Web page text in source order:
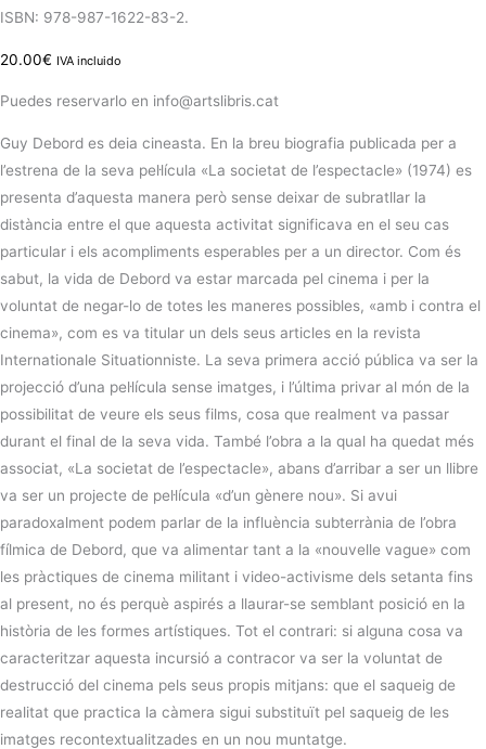
ISBN: 978-987-1622-83-2.
20.00€ IVA incluido
Puedes reservarlo en info@artslibris.cat
Guy Debord es deia cineasta. En la breu biografia publicada per a
l’estrena de la seva pel·lícula «La societat de l’espectacle» (1974) es
presenta d’aquesta manera però sense deixar de subratllar la
distància entre el que aquesta activitat significava en el seu cas
particular i els acompliments esperables per a un director. Com és
sabut, la vida de Debord va estar marcada pel cinema i per la
voluntat de negar-lo de totes les maneres possibles, «amb i contra el
cinema», com es va titular un dels seus articles en la revista
Internationale Situationniste. La seva primera acció pública va ser la
projecció d’una pel·lícula sense imatges, i l’última privar al món de la
possibilitat de veure els seus films, cosa que realment va passar
durant el final de la seva vida. També l’obra a la qual ha quedat més
associat, «La societat de l’espectacle», abans d’arribar a ser un llibre
va ser un projecte de pel·lícula «d’un gènere nou». Si avui
paradoxalment podem parlar de la influència subterrània de l’obra
fílmica de Debord, que va alimentar tant a la «nouvelle vague» com
les pràctiques de cinema militant i video-activisme dels setanta fins
al present, no és perquè aspirés a llaurar-se semblant posició en la
història de les formes artístiques. Tot el contrari: si alguna cosa va
caracteritzar aquesta incursió a contracor va ser la voluntat de
destrucció del cinema pels seus propis mitjans: que el saqueig de
realitat que practica la càmera sigui substituït pel saqueig de les
imatges recontextualitzades en un nou muntatge.